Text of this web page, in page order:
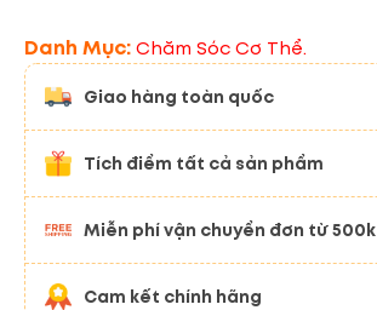
Danh Mục:Chăm Sóc Cơ Thể.
Giao hàng toàn quốc
Tích điểm tất cả sản phẩm
Miễn phí vận chuyển đơn từ 500k
Cam kết chính hãng